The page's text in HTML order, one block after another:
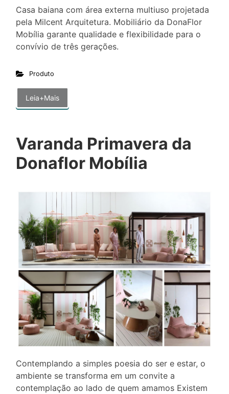
Casa baiana com área externa multiuso projetada
pela Milcent Arquitetura. Mobiliário da DonaFlor
Mobília garante qualidade e flexibilidade para o
convívio de três gerações.
Produto
Leia+Mais
Varanda Primavera da
Donaflor Mobília
Contemplando a simples poesia do ser e estar, o
ambiente se transforma em um convite a
contemplação ao lado de quem amamos Existem